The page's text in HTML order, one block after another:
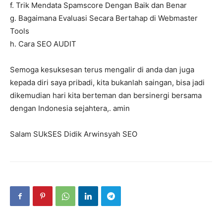
f. Trik Mendata Spamscore Dengan Baik dan Benar
g. Bagaimana Evaluasi Secara Bertahap di Webmaster
Tools
h. Cara SEO AUDIT
Semoga kesuksesan terus mengalir di anda dan juga
kepada diri saya pribadi, kita bukanlah saingan, bisa jadi
dikemudian hari kita berteman dan bersinergi bersama
dengan Indonesia sejahtera,. amin
Salam SUkSES Didik Arwinsyah SEO